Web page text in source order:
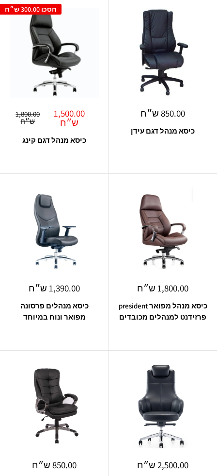
מחיר
850.00 ש״ח
כיסא מנהל דגם עידן
חסכו 300.00 ש״ח
מחיר
מבצע
1,500.00
ש״ח
מחיר
רגיל
1,800.00
ש״ח
כיסא מנהל דגם קינג
מחיר
1,800.00 ש״ח
כיסא מנהל מפואר president
פרזידנט למנהלים מכובדים
מחיר
1,390.00 ש״ח
כיסא מנהלים פרסונה
מפואר ונוח במיוחד
מחיר
2,500.00 ש״ח מחיר
850.00 ש״ח